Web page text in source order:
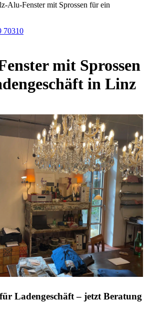
Alu-Fenster mit Sprossen für ein
70310
mit Sprossen
in Linz
Ladengeschäft – jetzt Beratung